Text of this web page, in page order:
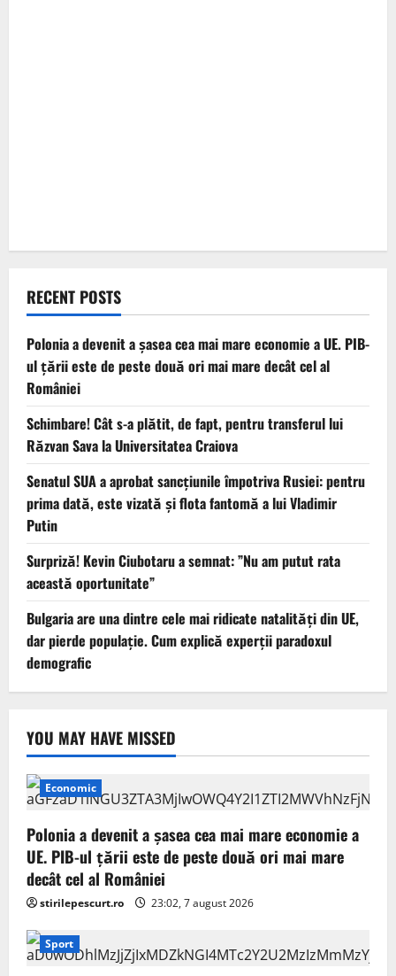
RECENT POSTS
Polonia a devenit a șasea cea mai mare economie a UE. PIB-
ul țării este de peste două ori mai mare decât cel al
României
Schimbare! Cât s-a plătit, de fapt, pentru transferul lui
Răzvan Sava la Universitatea Craiova
Senatul SUA a aprobat sancțiunile împotriva Rusiei: pentru
prima dată, este vizată și flota fantomă a lui Vladimir
Putin
Surpriză! Kevin Ciubotaru a semnat: ”Nu am putut rata
această oportunitate”
Bulgaria are una dintre cele mai ridicate natalități din UE,
dar pierde populație. Cum explică experții paradoxul
demografic
YOU MAY HAVE MISSED
Economic
Polonia a devenit a șasea cea mai mare economie a
UE. PIB-ul țării este de peste două ori mai mare
decât cel al României
stirilepescurt.ro 23:02, 7 august 2026
Sport